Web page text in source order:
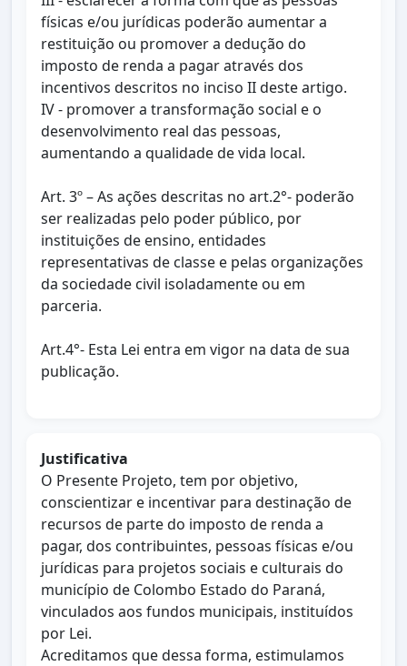
físicas e/ou jurídicas poderão aumentar a
restituição ou promover a dedução do
imposto de renda a pagar através dos
incentivos descritos no inciso II deste artigo.
IV - promover a transformação social e o
desenvolvimento real das pessoas,
aumentando a qualidade de vida local.
Art. 3º – As ações descritas no art.2°- poderão
ser realizadas pelo poder público, por
instituições de ensino, entidades
representativas de classe e pelas organizações
da sociedade civil isoladamente ou em
parceria.
Art.4°- Esta Lei entra em vigor na data de sua
publicação.
Justificativa
O Presente Projeto, tem por objetivo,
conscientizar e incentivar para destinação de
recursos de parte do imposto de renda a
pagar, dos contribuintes, pessoas físicas e/ou
jurídicas para projetos sociais e culturais do
município de Colombo Estado do Paraná,
vinculados aos fundos municipais, instituídos
por Lei.
Acreditamos que dessa forma, estimulamos